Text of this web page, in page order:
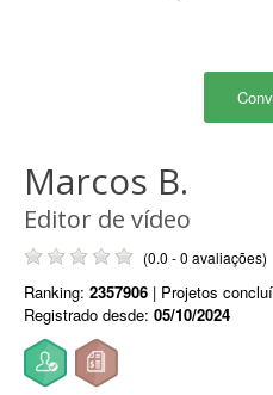
Marcos B.
Editor de vídeo
(0.0 - 0 avaliações)
Ranking: 2357906 | Projetos
Registrado desde: 05/10/2024